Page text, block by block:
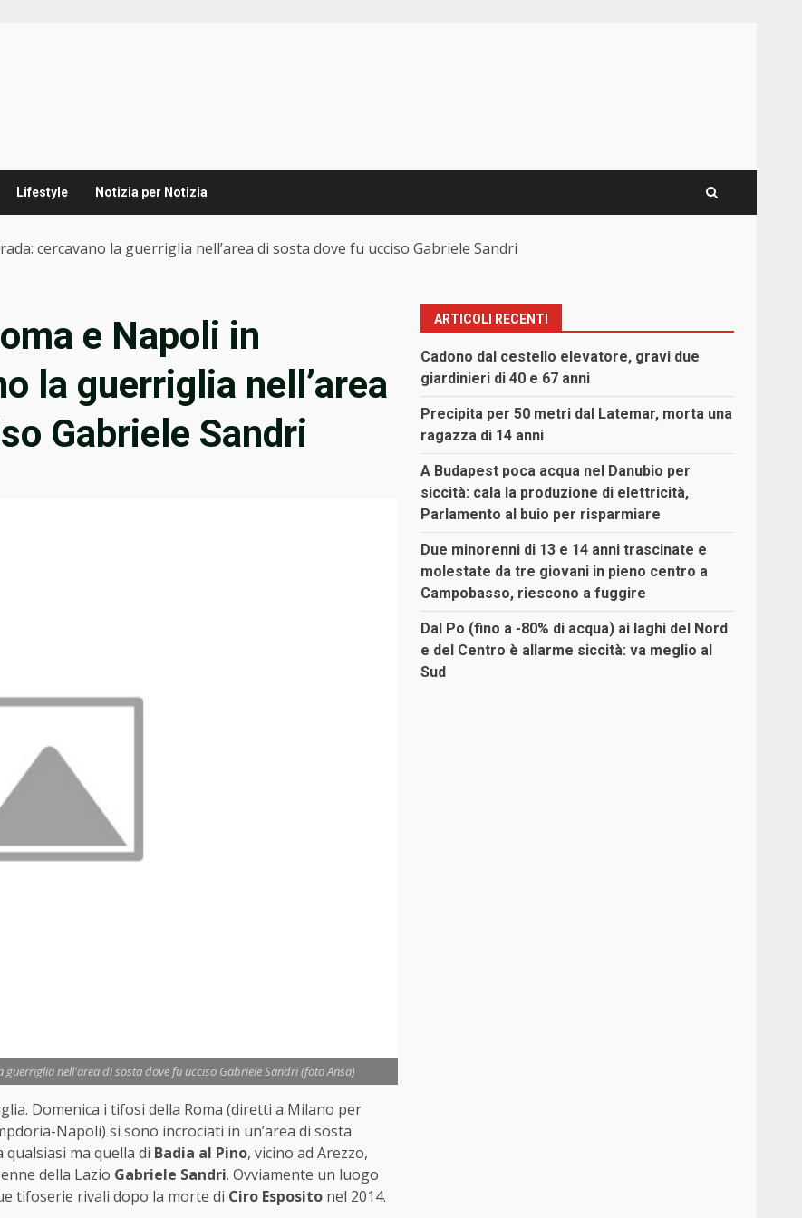
Lifestyle Notizia per Notizia
cercavano la guerriglia nell’area di sosta dove fu ucciso Gabriele Sandri
e Napoli in
la guerriglia nell’area
Gabriele Sandri
nell'area di sosta dove fu ucciso Gabriele Sandri (foto Ansa)
Domenica i tifosi della Roma (diretti a Milano per
Napoli) si sono incrociati in un’area di sosta
qualsiasi ma quella di Badia al Pino, vicino ad Arezzo,
della Lazio Gabriele Sandri. Ovviamente un luogo
tifoserie rivali dopo la morte di Ciro Esposito nel 2014.
ARTICOLI RECENTI
Cadono dal cestello elevatore, gravi due
giardinieri di 40 e 67 anni
Precipita per 50 metri dal Latemar, morta una
ragazza di 14 anni
A Budapest poca acqua nel Danubio per
siccità: cala la produzione di elettricità,
Parlamento al buio per risparmiare
Due minorenni di 13 e 14 anni trascinate e
molestate da tre giovani in pieno centro a
Campobasso, riescono a fuggire
Dal Po (fino a -80% di acqua) ai laghi del Nord
e del Centro è allarme siccità: va meglio al
Sud